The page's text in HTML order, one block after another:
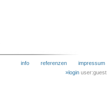
info referenzen impressum
»login user:guest